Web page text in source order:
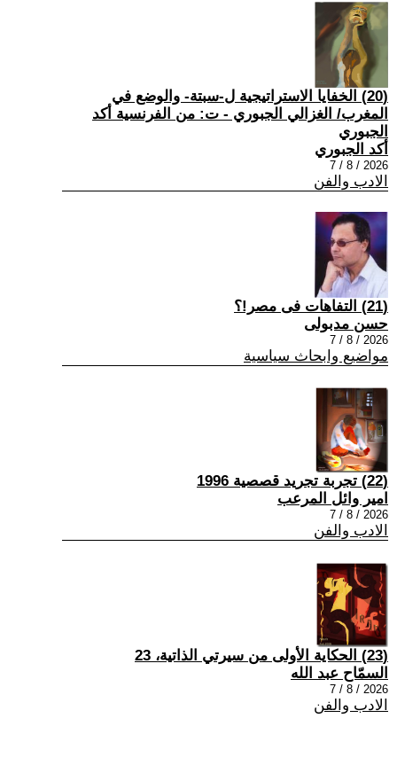
(20) الخفايا الاستراتيجية ل-سبتة- والوضع في
المغرب/ الغزالي الجبوري - ت: من الفرنسية أكد
الجبوري
أكد الجبوري
2026 / 8 / 7
الادب والفن
(21) التفاهات فى مصر!؟
حسن مدبولى
2026 / 8 / 7
مواضيع وابحاث سياسية
(22) تجربة تجريد قصصية 1996
امير وائل المرعب
2026 / 8 / 7
الادب والفن
(23) الحكاية الأولى من سيرتي الذاتية، 23
السمّاح عبد الله
2026 / 8 / 7
الادب والفن